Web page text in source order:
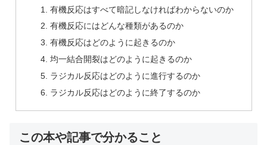
有機反応はすべて暗記しなければわからないのか
有機反応にはどんな種類があるのか
有機反応はどのように起きるのか
均一結合開裂はどのように起きるのか
ラジカル反応はどのように進行するのか
ラジカル反応はどのように終了するのか
この本や記事で分かること